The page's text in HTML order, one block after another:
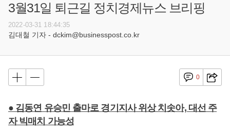
3월31일 퇴근길 정치경제뉴스 브리핑
2022-03-31 18:44:35
김대철 기자 - dckim@businesspost.co.kr
0
● 김동연 유승민 출마로 경기지사 위상 치솟아, 대선 주
자 빅매치 가능성